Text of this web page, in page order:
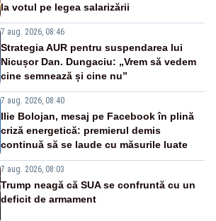
la votul pe legea salarizării
7 aug. 2026, 08:46
Strategia AUR pentru suspendarea lui
Nicușor Dan. Dungaciu: „Vrem să vedem
cine semnează și cine nu”
7 aug. 2026, 08:40
Ilie Bolojan, mesaj pe Facebook în plină
criză energetică: premierul demis
continuă să se laude cu măsurile luate
7 aug. 2026, 08:03
Trump neagă că SUA se confruntă cu un
deficit de armament